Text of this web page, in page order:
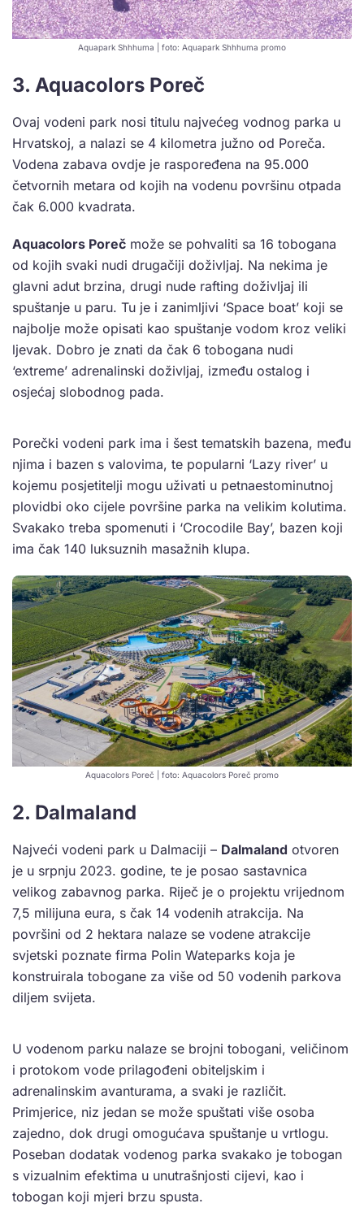
Aquapark Shhhuma | foto: Aquapark Shhhuma promo
3. Aquacolors Poreč
Ovaj vodeni park nosi titulu najvećeg vodnog parka u
Hrvatskoj, a nalazi se 4 kilometra južno od Poreča.
Vodena zabava ovdje je raspoređena na 95.000
četvornih metara od kojih na vodenu površinu otpada
čak 6.000 kvadrata.
Aquacolors Poreč može se pohvaliti sa 16 tobogana
od kojih svaki nudi drugačiji doživljaj. Na nekima je
glavni adut brzina, drugi nude rafting doživljaj ili
spuštanje u paru. Tu je i zanimljivi ‘Space boat’ koji se
najbolje može opisati kao spuštanje vodom kroz veliki
ljevak. Dobro je znati da čak 6 tobogana nudi
‘extreme’ adrenalinski doživljaj, između ostalog i
osjećaj slobodnog pada.
Porečki vodeni park ima i šest tematskih bazena, među
njima i bazen s valovima, te popularni ‘Lazy river’ u
kojemu posjetitelji mogu uživati u petnaestominutnoj
plovidbi oko cijele površine parka na velikim kolutima.
Svakako treba spomenuti i ‘Crocodile Bay’, bazen koji
ima čak 140 luksuznih masažnih klupa.
Aquacolors Poreč | foto: Aquacolors Poreč promo
2. Dalmaland
Najveći vodeni park u Dalmaciji – Dalmaland otvoren
je u srpnju 2023. godine, te je posao sastavnica
velikog zabavnog parka. Riječ je o projektu vrijednom
7,5 milijuna eura, s čak 14 vodenih atrakcija. Na
površini od 2 hektara nalaze se vodene atrakcije
svjetski poznate firma Polin Wateparks koja je
konstruirala tobogane za više od 50 vodenih parkova
diljem svijeta.
U vodenom parku nalaze se brojni tobogani, veličinom
i protokom vode prilagođeni obiteljskim i
adrenalinskim avanturama, a svaki je različit.
Primjerice, niz jedan se može spuštati više osoba
zajedno, dok drugi omogućava spuštanje u vrtlogu.
Poseban dodatak vodenog parka svakako je tobogan
s vizualnim efektima u unutrašnjosti cijevi, kao i
tobogan koji mjeri brzu spusta.